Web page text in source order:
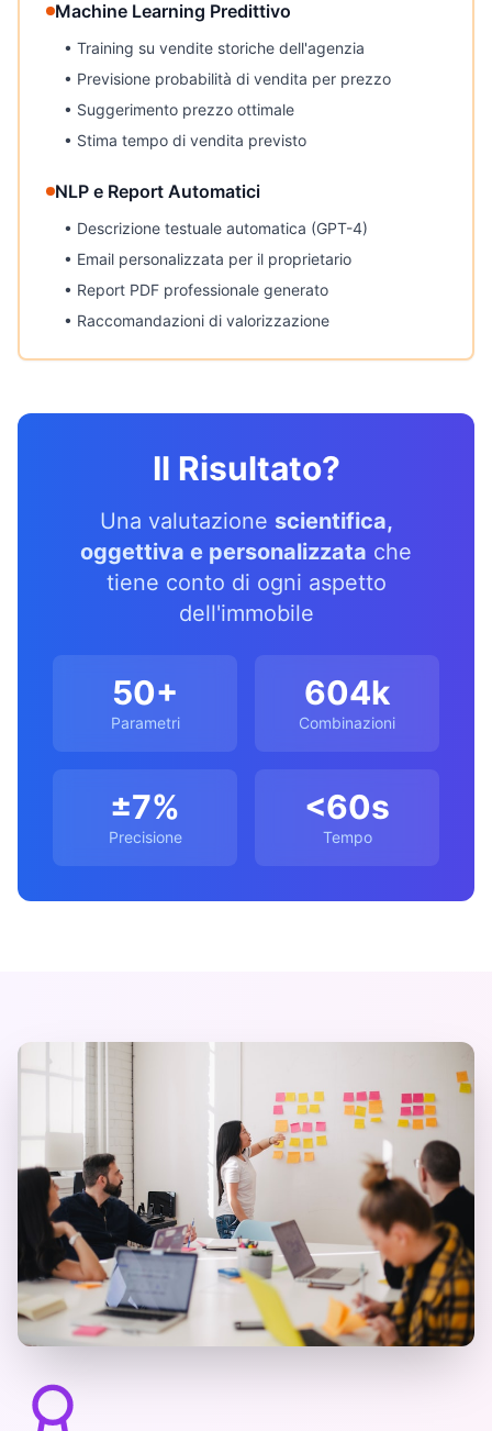
Machine Learning Predittivo
• Training su vendite storiche dell'agenzia
• Previsione probabilità di vendita per prezzo
• Suggerimento prezzo ottimale
• Stima tempo di vendita previsto
NLP e Report Automatici
• Descrizione testuale automatica (GPT-4)
• Email personalizzata per il proprietario
• Report PDF professionale generato
• Raccomandazioni di valorizzazione
Il Risultato?
Una valutazione scientifica,
oggettiva e personalizzata che
tiene conto di ogni aspetto
dell'immobile
50+
Parametri
604k
Combinazioni
±7%
Precisione
<60s
Tempo